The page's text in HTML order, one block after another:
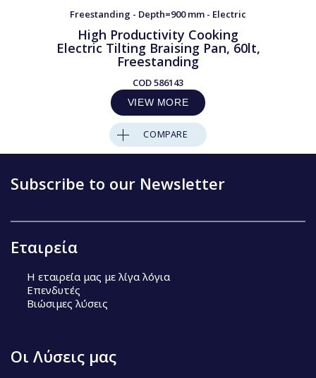
Freestanding - Depth=900 mm - Electric
High Productivity Cooking
Electric Tilting Braising Pan, 60lt,
Freestanding
COD586143
VIEW MORE
COMPARE
Subscribe to our Newsletter
Εταιρεία
Η εταιρεία μας με λίγα λόγια
Επενδυτές
Βιώσιμες λύσεις
Οι Λύσεις μας